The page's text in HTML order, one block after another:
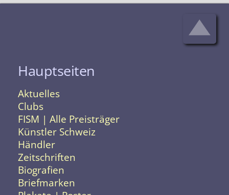
Hauptseiten
Aktuelles
Clubs
FISM | Alle Preisträger
Künstler Schweiz
Händler
Zeitschriften
Biografien
Briefmarken